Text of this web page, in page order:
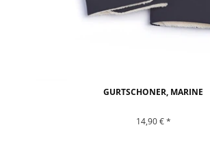
GURTSCHONER, MARINE
14,90 € *